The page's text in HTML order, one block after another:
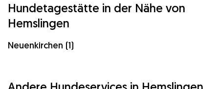
Hundetagestätte in der Nähe von
Hemslingen
Neuenkirchen (1)